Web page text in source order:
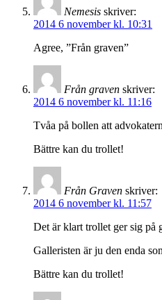
Nemesis skriver:
2014 6 november kl. 10:31
Agree, ”Från graven”
Från graven skriver:
2014 6 november kl. 11:16
Tvåa på bollen att
Bättre kan du trollet!
Från Graven skriver:
2014 6 november kl. 11:57
Det är klart trollet ger sig på
Galleristen är ju den enda
Bättre kan du trollet!